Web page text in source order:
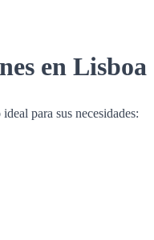
en Lisboa
para sus necesidades: